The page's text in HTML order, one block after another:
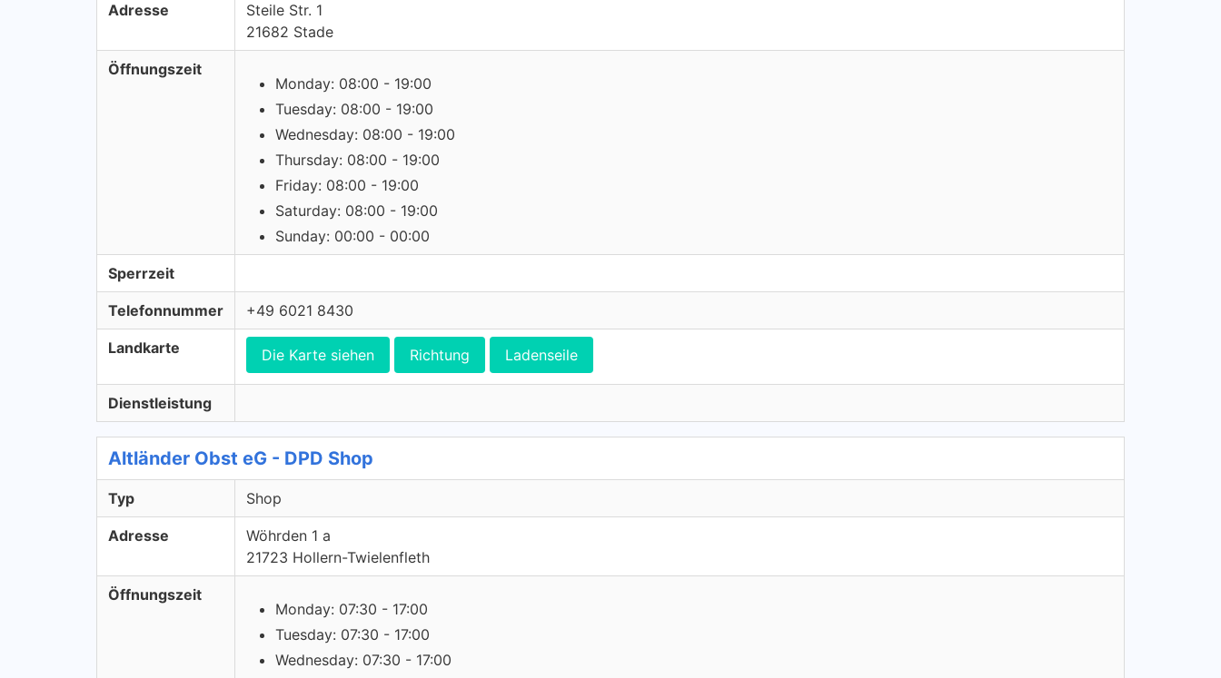
Adresse
Steile Str. 1
21682 Stade
Öffnungszeit
Monday: 08:00 - 19:00
Tuesday: 08:00 - 19:00
Wednesday: 08:00 - 19:00
Thursday: 08:00 - 19:00
Friday: 08:00 - 19:00
Saturday: 08:00 - 19:00
Sunday: 00:00 - 00:00
Sperrzeit
Telefonnummer +49 6021 8430
Landkarte Die Karte siehen Richtung Ladenseile
Dienstleistung
Altländer Obst eG - DPD Shop
Typ Shop
Adresse
Wöhrden 1 a
21723 Hollern-Twielenfleth
Öffnungszeit
Monday: 07:30 - 17:00
Tuesday: 07:30 - 17:00
Wednesday: 07:30 - 17:00